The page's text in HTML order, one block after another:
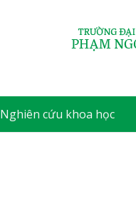
Nghiên cứu khoa học